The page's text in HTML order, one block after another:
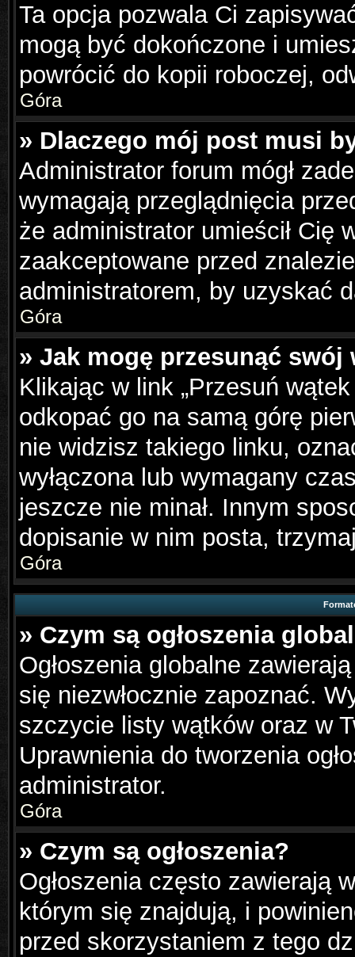
Ta opcja pozwala Ci
mogą być dokończone i
powrócić do kopii roboczej,
Góra
» Dlaczego mój post musi
Administrator forum mógł
wymagają przeglądnięcia
że administrator umieścił Cię
zaakceptowane przed
administratorem, by uzyskać
Góra
» Jak mogę przesunąć swój
Klikając w link „Przesuń
odkopać go na samą górę
nie widzisz takiego linku,
wyłączona lub wymagany
jeszcze nie minał. Innym
dopisanie w nim posta,
Góra
» Czym są ogłoszenia
Ogłoszenia globalne
się niezwłocznie zapoznać.
szczycie listy wątków oraz w
Uprawnienia do tworzenia
administrator.
Góra
» Czym są ogłoszenia?
Ogłoszenia często zawierają
którym się znajdują, i
przed skorzystaniem z tego